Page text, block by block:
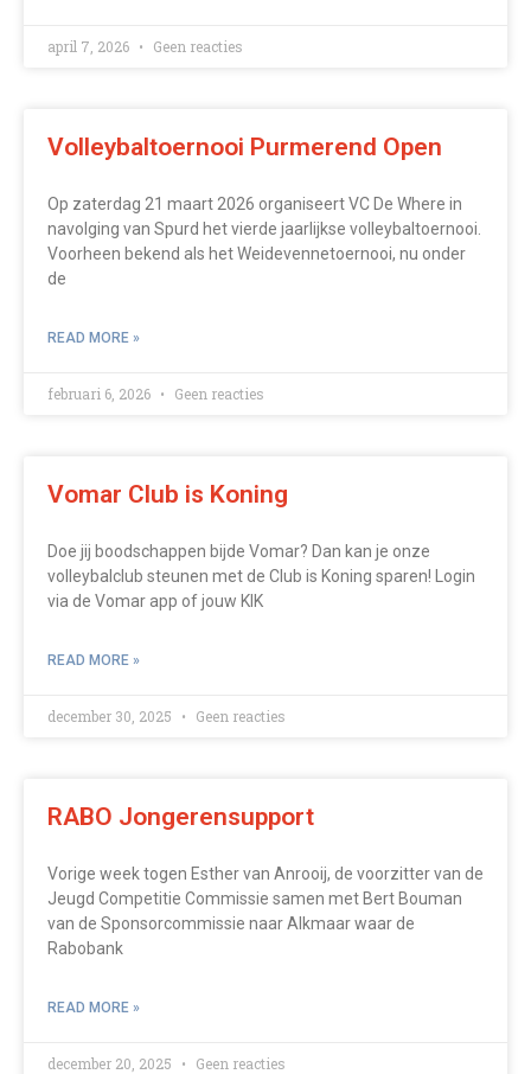
april 7, 2026 Geen reacties
Volleybaltoernooi Purmerend Open
Op zaterdag 21 maart 2026 organiseert VC De Where in
navolging van Spurd het vierde jaarlijkse volleybaltoernooi.
Voorheen bekend als het Weidevennetoernooi, nu onder
de
READ MORE »
februari 6, 2026 Geen reacties
Vomar Club is Koning
Doe jij boodschappen bijde Vomar? Dan kan je onze
volleybalclub steunen met de Club is Koning sparen! Login
via de Vomar app of jouw KIK
READ MORE »
december 30, 2025 Geen reacties
RABO Jongerensupport
Vorige week togen Esther van Anrooij, de voorzitter van de
Jeugd Competitie Commissie samen met Bert Bouman
van de Sponsorcommissie naar Alkmaar waar de
Rabobank
READ MORE »
december 20, 2025 Geen reacties